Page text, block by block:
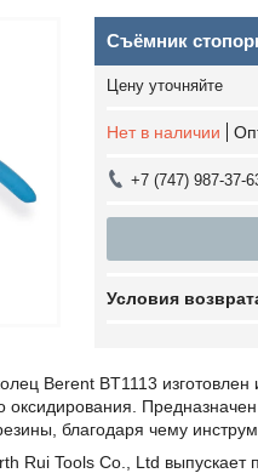
Съёмник
Цену уточняйте
Нет в наличии
+7 (747) 987-37-
Berent BT1113
благодаря чему
Rui Tools Co., Ltd